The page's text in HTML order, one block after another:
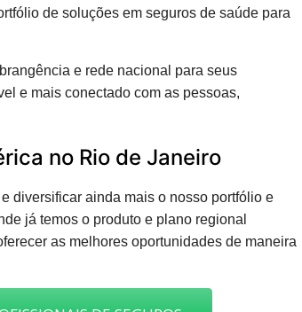
de soluções em seguros de saúde para
e rede nacional para seus
e mais conectado com as pessoas,
no Rio de Janeiro
diversificar ainda mais o nosso portfólio e
já temos o produto e plano regional
as melhores oportunidades de maneira